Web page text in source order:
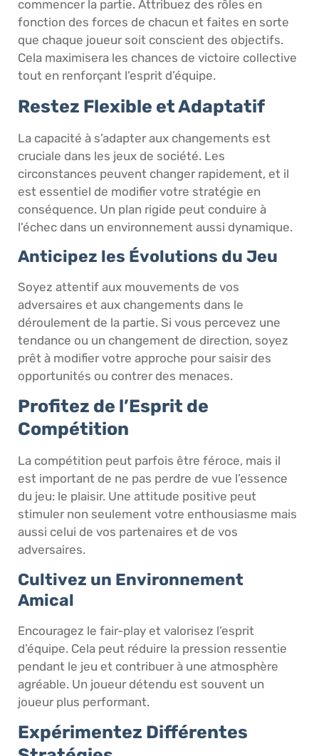
commencer la partie. Attribuez des rôles en
fonction des forces de chacun et faites en sorte
que chaque joueur soit conscient des objectifs.
Cela maximisera les chances de victoire collective
tout en renforçant l’esprit d’équipe.
Restez Flexible et Adaptatif
La capacité à s’adapter aux changements est
cruciale dans les jeux de société. Les
circonstances peuvent changer rapidement, et il
est essentiel de modifier votre stratégie en
conséquence. Un plan rigide peut conduire à
l’échec dans un environnement aussi dynamique.
Anticipez les Évolutions du Jeu
Soyez attentif aux mouvements de vos
adversaires et aux changements dans le
déroulement de la partie. Si vous percevez une
tendance ou un changement de direction, soyez
prêt à modifier votre approche pour saisir des
opportunités ou contrer des menaces.
Profitez de l’Esprit de
Compétition
La compétition peut parfois être féroce, mais il
est important de ne pas perdre de vue l’essence
du jeu: le plaisir. Une attitude positive peut
stimuler non seulement votre enthousiasme mais
aussi celui de vos partenaires et de vos
adversaires.
Cultivez un Environnement
Amical
Encouragez le fair-play et valorisez l’esprit
d’équipe. Cela peut réduire la pression ressentie
pendant le jeu et contribuer à une atmosphère
agréable. Un joueur détendu est souvent un
joueur plus performant.
Expérimentez Différentes